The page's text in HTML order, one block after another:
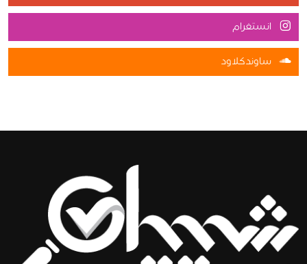
انستغرام
ساوندكلاود